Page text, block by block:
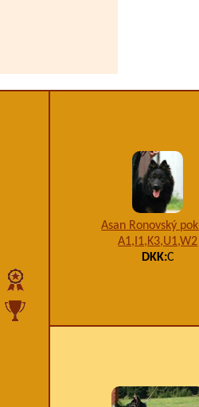
Asan Ronovský
A1,I1,K3,U1,W2
DKK:C